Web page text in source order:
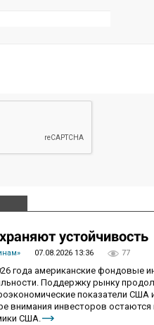
устойчивость
07.08.2026 13:36 77
года американские фондовые
Поддержку рынку
показатели
внимания инвесторов
США.